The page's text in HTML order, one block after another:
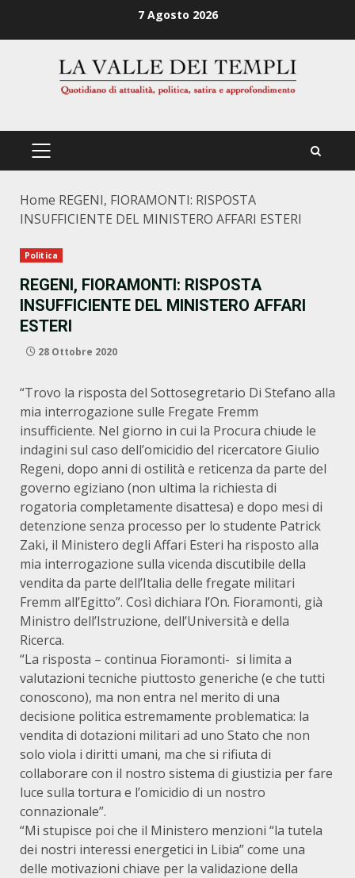
7 Agosto 2026
PRIMÄRES
Home REGENI, FIORAMONTI: RISPOSTA
INSUFFICIENTE DEL MINISTERO AFFARI ESTERI
Politica
REGENI, FIORAMONTI: RISPOSTA
INSUFFICIENTE DEL MINISTERO AFFARI
ESTERI
28 Ottobre 2020
“Trovo la risposta del Sottosegretario Di Stefano alla
mia interrogazione sulle Fregate Fremm
insufficiente. Nel giorno in cui la Procura chiude le
indagini sul caso dell’omicidio del ricercatore Giulio
Regeni, dopo anni di ostilità e reticenza da parte del
governo egiziano (non ultima la richiesta di
rogatoria completamente disattesa) e dopo mesi di
detenzione senza processo per lo studente Patrick
Zaki, il Ministero degli Affari Esteri ha risposto alla
mia interrogazione sulla vicenda discutibile della
vendita da parte dell’Italia delle fregate militari
Fremm all’Egitto”. Così dichiara l’On. Fioramonti, già
Ministro dell’Istruzione, dell’Università e della
Ricerca.
“La risposta – continua Fioramonti- si limita a
valutazioni tecniche piuttosto generiche (e che tutti
conoscono), ma non entra nel merito di una
decisione politica estremamente problematica: la
vendita di dotazioni militari ad uno Stato che non
solo viola i diritti umani, ma che si rifiuta di
collaborare con il nostro sistema di giustizia per fare
luce sulla tortura e l’omicidio di un nostro
connazionale”.
“Mi stupisce poi che il Ministero menzioni “la tutela
dei nostri interessi energetici in Libia” come una
delle motivazioni chiave per la validazione della